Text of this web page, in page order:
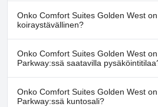
Ei, Comfort Suites Golden West on
kylpylää.
Onko Comfort Suites Golden West
koiraystävällinen?
Kyllä, Comfort Suites Golden West on
toivottaa koirat tervetulleiksi.
Onko Comfort Suites Golden West
Parkway:ssä saatavilla
Kyllä, Comfort Suites Golden West on
pysäköintimahdollisuuden.
Onko Comfort Suites Golden West
Parkway:ssä kuntosali?